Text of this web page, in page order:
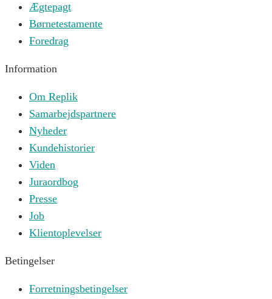
Ægtepagt
Børnetestamente
Foredrag
Information
Om Replik
Samarbejdspartnere
Nyheder
Kundehistorier
Viden
Juraordbog
Presse
Job
Klientoplevelser
Betingelser
Forretningsbetingelser